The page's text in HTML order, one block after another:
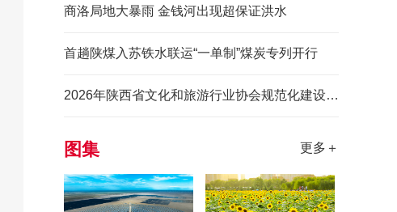
商洛局地大暴雨 金钱河出现超保证洪水
首趟陕煤入苏铁水联运“一单制”煤炭专列开行
2026年陕西省文化和旅游行业协会规范化建设培训班举办
图集 更多＋